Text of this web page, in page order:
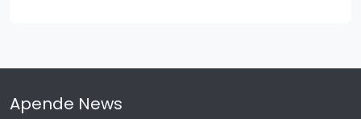
Apende News